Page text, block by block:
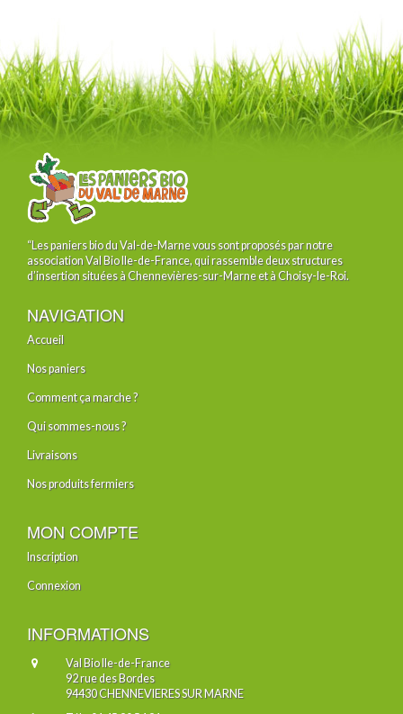
“Les paniers bio du Val-de-Marne vous sont proposés par notre
association Val Bio Ile-de-France, qui rassemble deux structures
d’insertion situées à Chennevières-sur-Marne et à Choisy-le-Roi.
NAVIGATION
Accueil
Nos paniers
Comment ça marche ?
Qui sommes-nous ?
Livraisons
Nos produits fermiers
MON COMPTE
Inscription
Connexion
INFORMATIONS
Val Bio Ile-de-France
92 rue des Bordes
94430 CHENNEVIERES SUR MARNE